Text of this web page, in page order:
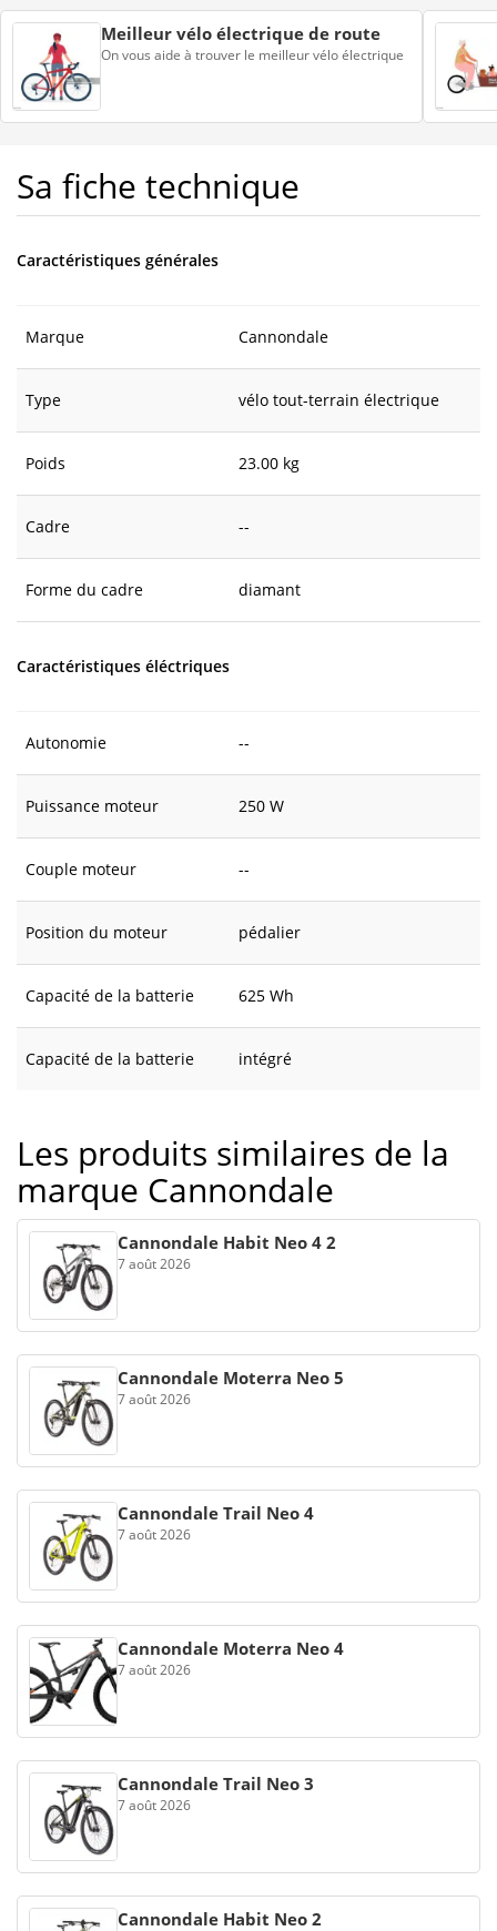
Meilleur vélo électrique de route
On vous aide à trouver le meilleur vélo électrique
Sa fiche technique
Caractéristiques générales
Marque Cannondale
Type vélo tout-terrain électrique
Poids 23.00 kg
Cadre --
Forme du cadre diamant
Caractéristiques éléctriques
Autonomie --
Puissance moteur 250 W
Couple moteur --
Position du moteur pédalier
Capacité de la batterie 625 Wh
Capacité de la batterie intégré
Les produits similaires de la
marque Cannondale
Cannondale Habit Neo 4 2
7 août 2026
Cannondale Moterra Neo 5
7 août 2026
Cannondale Trail Neo 4
7 août 2026
Cannondale Moterra Neo 4
7 août 2026
Cannondale Trail Neo 3
7 août 2026
Cannondale Habit Neo 2